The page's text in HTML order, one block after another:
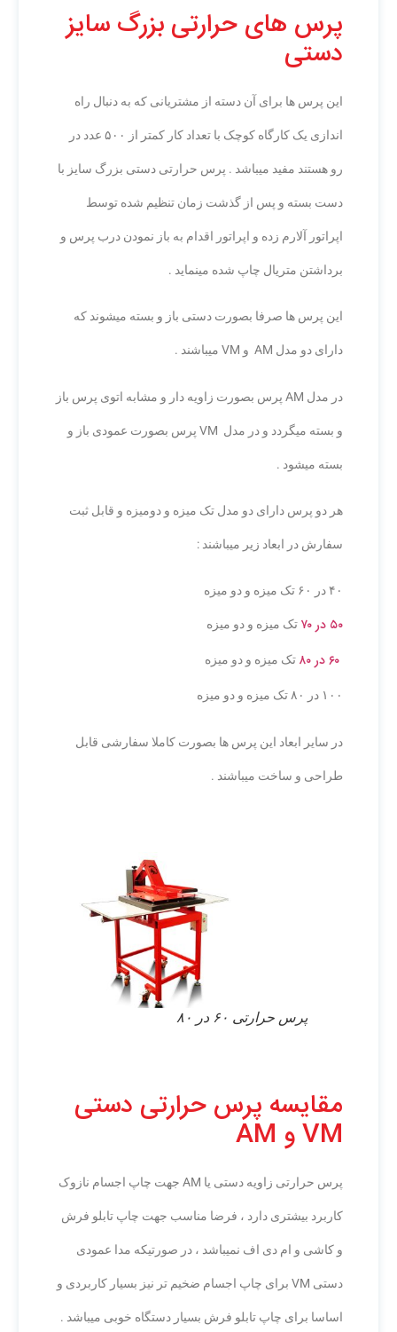
پرس های حرارتی بزرگ سایز
دستی
این پرس ها برای آن دسته از مشتریانی که به دنبال راه
اندازی یک کارگاه کوچک با تعداد کار کمتر از ۵۰۰ عدد در
رو هستند مفید میباشد . پرس حرارتی دستی بزرگ سایز با
دست بسته و پس از گذشت زمان تنظیم شده توسط
اپراتور آلارم زده و اپراتور اقدام به باز نمودن درب پرس و
برداشتن متریال چاپ شده مینماید .
این پرس ها صرفا بصورت دستی باز و بسته میشوند که
دارای دو مدل AM و VM میباشند .
در مدل AM پرس بصورت زاویه دار و مشابه اتوی پرس باز
و بسته میگردد و در مدل VM پرس بصورت عمودی باز و
بسته میشود .
هر دو پرس دارای دو مدل تک میزه و دومیزه و قابل ثبت
سفارش در ابعاد زیر میباشند :
۴۰ در ۶۰ تک میزه و دو میزه
۵۰ در ۷۰ تک میزه و دو میزه
۶۰ در ۸۰ تک میزه و دو میزه
۱۰۰ در ۸۰ تک میزه و دو میزه
در سایر ابعاد این پرس ها بصورت کاملا سفارشی قابل
طراحی و ساخت میباشند .
پرس حرارتی ۶۰ در ۸۰
مقایسه پرس حرارتی دستی
VM و AM
پرس حرارتی زاویه دستی یا AM جهت چاپ اجسام نازوک
کاربرد بیشتری دارد ، فرضا مناسب جهت چاپ تابلو فرش
و کاشی و ام دی اف نمیباشد ، در صورتیکه مدا عمودی
دستی VM برای چاپ اجسام ضخیم تر نیز بسیار کاربردی و
اساسا برای چاپ تابلو فرش بسیار دستگاه خوبی میباشد .